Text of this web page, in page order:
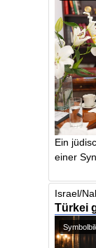
Ein
einer
Israel/
Türkei